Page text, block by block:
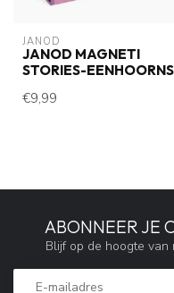
JANOD
JANOD MAGNETI
STORIES-EENHOORNS
€9,99
ABONNEER JE
Blijf op de hoogte